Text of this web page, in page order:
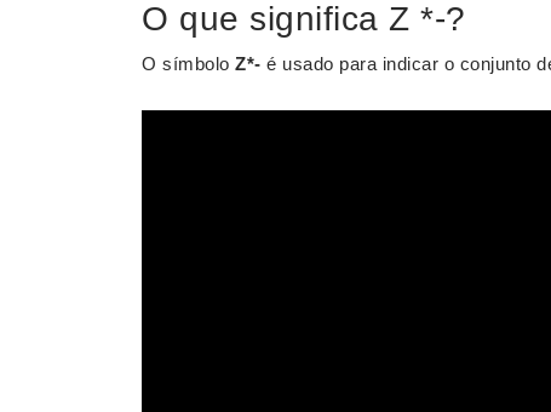
O que significa Z *-?
O símbolo Z*- é usado para indicar o conjunto